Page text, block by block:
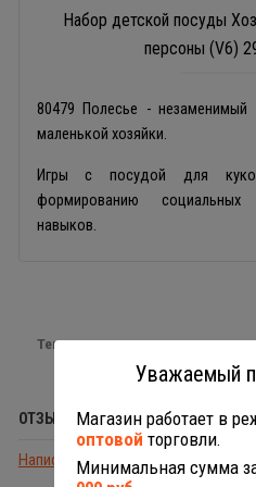
Набор детской посуды
персоны (V6)
80479 Полесье - незаменимый
маленькой хозяйки.
Игры с посудой для
формированию социальных
навыков.
Теги: игрушечная посуда
ОТЗЫВЫ (0)
Написать отзыв
Уважаемый
Магазин работает в
оптовой торговли.
Минимальная сумма